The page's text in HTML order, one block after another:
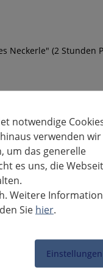
Neckerle" (2 Stunden
Uhr bis 12:00 Uhr
Uhr bis 15:00 Uhr
notwendige
verwenden wir
um das generelle
es uns, die
Weitere
Sie hier.